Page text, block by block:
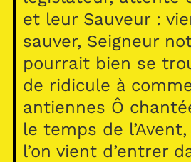
et leur Sauveur :
sauver, Seigneur
pourrait bien se
de ridicule à
antiennes Ô
le temps de
l’on vient d’entrer